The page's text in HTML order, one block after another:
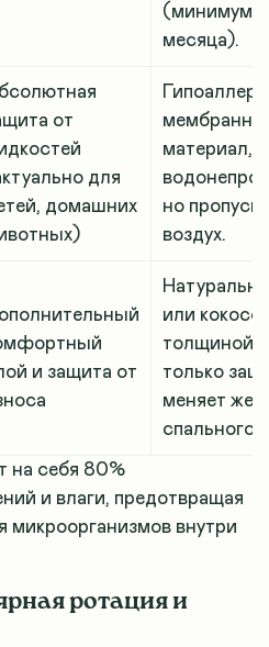
(минимум
месяца).
от
для
домашних
материал,
но
воздух.
и защита от
или
толщиной
только
меняет
спального
на себя 80%
и влаги, предотвращая
микроорганизмов внутри
ротация и